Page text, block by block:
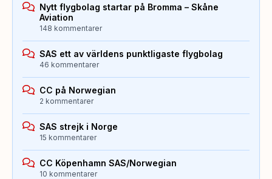
Nytt flygbolag startar på Bromma – Skåne
Aviation
148 kommentarer
SAS ett av världens punktligaste flygbolag
46 kommentarer
CC på Norwegian
2 kommentarer
SAS strejk i Norge
15 kommentarer
CC Köpenhamn SAS/Norwegian
10 kommentarer